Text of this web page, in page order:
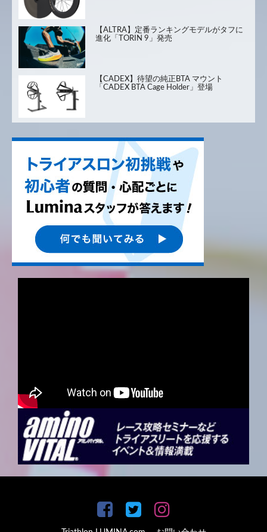
【ALTRA】定番ランキングモデルがタフに
進化「TORIN 9」発売
【CADEX】待望の純正BTA マウント
「CADEX BTA Cage Holder」登場